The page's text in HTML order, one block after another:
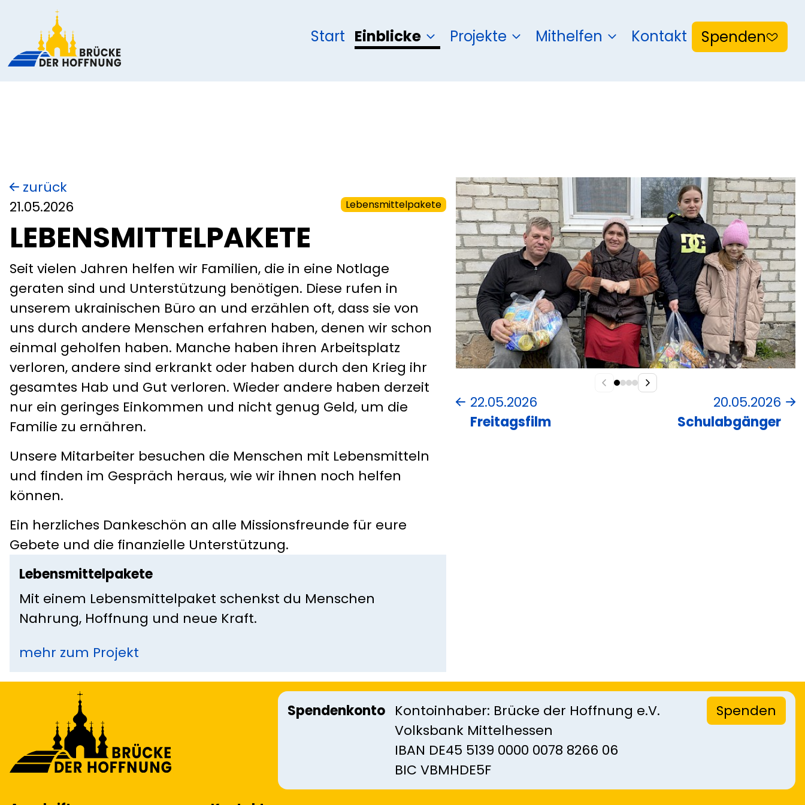
Start Einblicke Projekte Mithelfen Kontakt Spenden
zurück
21.05.2026
Lebensmittelpakete
LEBENSMITTELPAKETE
Seit vielen Jahren helfen wir Familien, die in eine Notlage
geraten sind und Unterstützung benötigen. Diese rufen in
unserem ukrainischen Büro an und erzählen oft, dass sie von
uns durch andere Menschen erfahren haben, denen wir schon
einmal geholfen haben. Manche haben ihren Arbeitsplatz
verloren, andere sind erkrankt oder haben durch den Krieg ihr
gesamtes Hab und Gut verloren. Wieder andere haben derzeit
nur ein geringes Einkommen und nicht genug Geld, um die
Familie zu ernähren.
Unsere Mitarbeiter besuchen die Menschen mit Lebensmitteln
und finden im Gespräch heraus, wie wir ihnen noch helfen
können.
Ein herzliches Dankeschön an alle Missionsfreunde für eure
Gebete und die finanzielle Unterstützung.
Lebensmittelpakete
Mit einem Lebensmittelpaket schenkst du Menschen
Nahrung, Hoffnung und neue Kraft.
mehr zum Projekt
22.05.2026
Freitagsfilm
20.05.2026
Schulabgänger
Spendenkonto Kontoinhaber: Brücke der Hoffnung e.V.
Volksbank Mittelhessen
IBAN DE45 5139 0000 0078 8266 06
BIC VBMHDE5F
Spenden